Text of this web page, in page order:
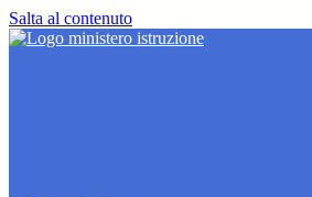
Salta al contenuto